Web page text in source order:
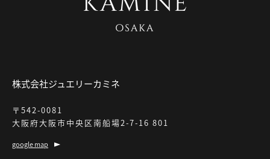
株式会社ジュエリーカミネ
〒542-0081
大阪府大阪市中央区南船場2-7-16 801
google map